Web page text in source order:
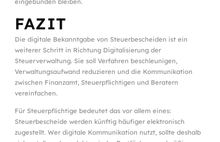
FAZIT
Die digitale Bekanntgabe von Steuerbescheiden ist ein
weiterer Schritt in Richtung Digitalisierung der
Steuerverwaltung. Sie soll Verfahren beschleunigen,
Verwaltungsaufwand reduzieren und die Kommunikation
zwischen Finanzamt, Steuerpflichtigen und Beratern
vereinfachen.
Für Steuerpflichtige bedeutet das vor allem eines:
Steuerbescheide werden künftig häufiger elektronisch
zugestellt. Wer digitale Kommunikation nutzt, sollte deshalb